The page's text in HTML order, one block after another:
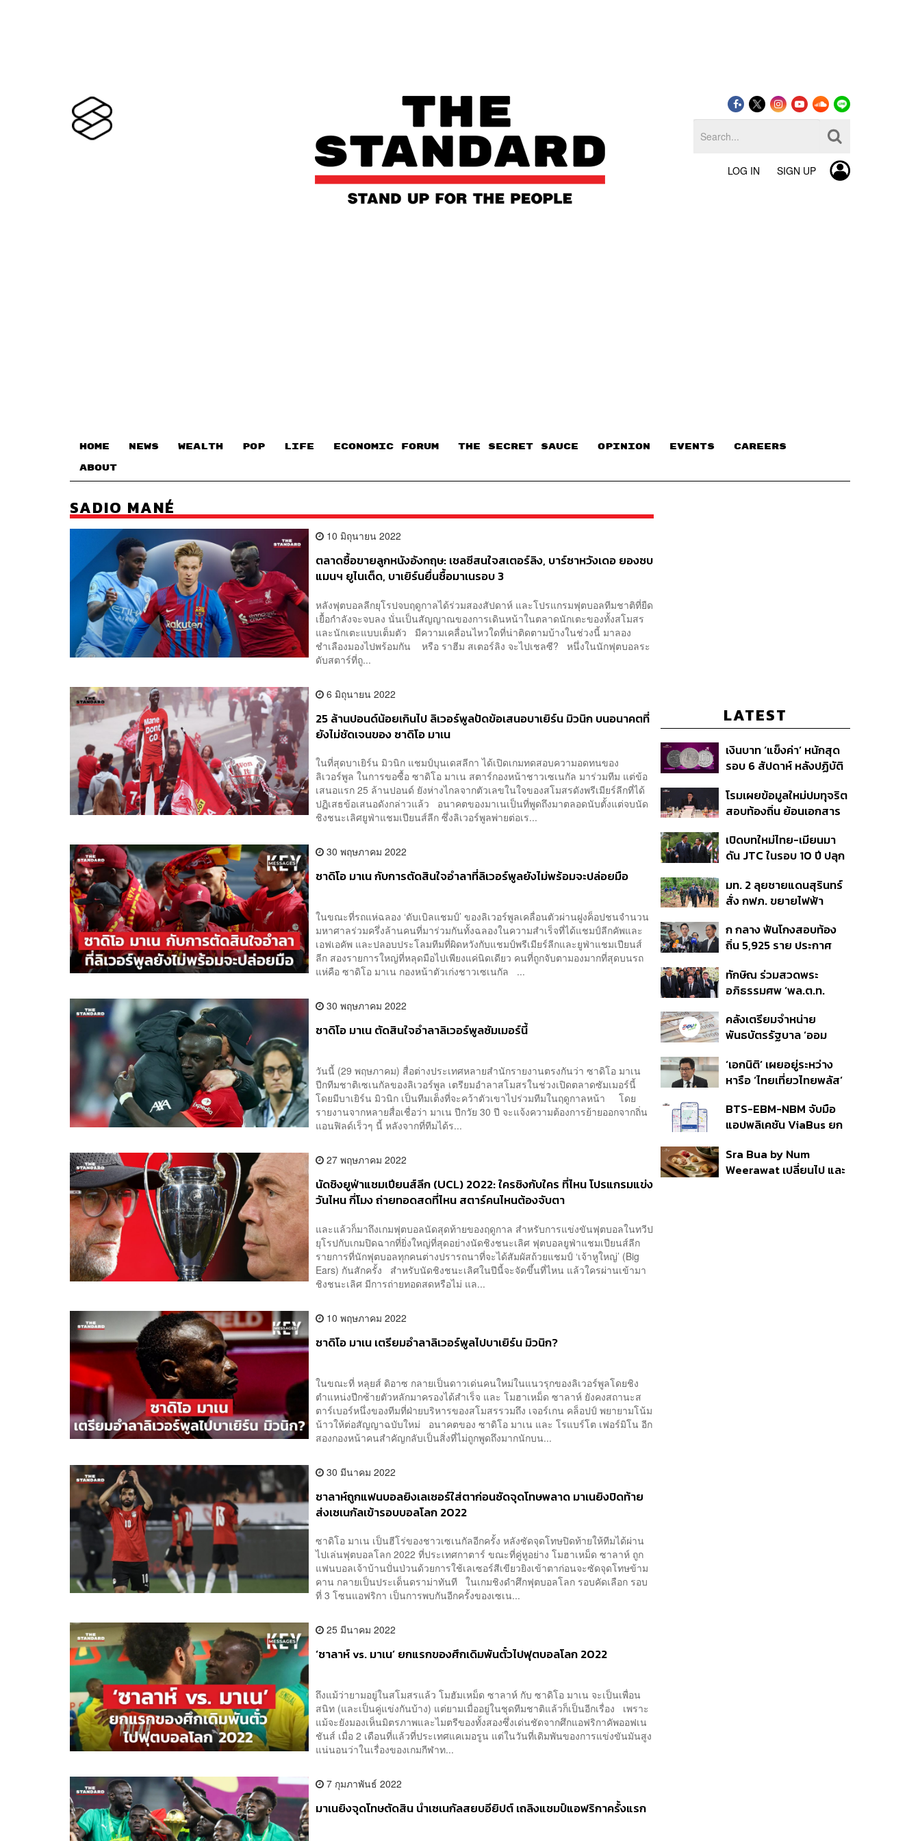
LOG IN SIGN UP
HOME NEWS WEALTH POP LIFE ECONOMIC FORUM THE SECRET SAUCE​ OPINION EVENTS CAREERS
ABOUT
SADIO MANÉ
10 มิถุนายน 2022
ตลาดซื้อขายลูกหนังอังกฤษ: เชลซีสนใจสเตอร์ลิง, บาร์ซาหวังเดอ ยองซบ
แมนฯ ยูไนเต็ด, บาเยิร์นยื่นซื้อมาเนรอบ 3
หลังฟุตบอลลีกยุโรปจบฤดูกาลได้ร่วมสองสัปดาห์ และโปรแกรมฟุตบอลทีมชาติที่ยืด
เยื้อกำลังจะจบลง นั่นเป็นสัญญาณของการเดินหน้าในตลาดนักเตะของทั้งสโมสร
และนักเตะแบบเต็มตัว มีความเคลื่อนไหวใดที่น่าติดตามบ้างในช่วงนี้ มาลอง
ชำเลืองมองไปพร้อมกัน ​​ หรือ ราฮีม สเตอร์ลิง จะไปเชลซี? หนึ่งในนักฟุตบอลระ
ดับสตาร์ที่ถู...
6 มิถุนายน 2022
25 ล้านปอนด์น้อยเกินไป ลิเวอร์พูลปัดข้อเสนอบาเยิร์น มิวนิก บนอนาคตที่
ยังไม่ชัดเจนของ ซาดิโอ มาเน
ในที่สุดบาเยิร์น มิวนิก แชมป์บุนเดสลีกา ได้เปิดเกมทดสอบความอดทนของ
ลิเวอร์พูล ในการขอซื้อ ซาดิโอ มาเน สตาร์กองหน้าชาวเซเนกัล มาร่วมทีม แต่ข้อ
เสนอแรก 25 ล้านปอนด์ ยังห่างไกลจากตัวเลขในใจของสโมสรดังพรีเมียร์ลีกที่ได้
ปฏิเสธข้อเสนอดังกล่าวแล้ว อนาคตของมาเนเป็นที่พูดถึงมาตลอดนับตั้งแต่จบนัด
ชิงชนะเลิศยูฟ่าแชมเปียนส์ลีก ซึ่งลิเวอร์พูลพ่ายต่อเร...
30 พฤษภาคม 2022
ซาดิโอ มาเน กับการตัดสินใจอำลาที่ลิเวอร์พูลยังไม่พร้อมจะปล่อยมือ
ในขณะที่รถแห่ฉลอง ‘ดับเบิลแชมป์’ ของลิเวอร์พูลเคลื่อนตัวผ่านฝูงค็อปชนจำนวน
มหาศาลร่วมครึ่งล้านคนที่มาร่วมกันทั้งฉลองในความสำเร็จที่ได้แชมป์ลีกคัพและ
เอฟเอคัพ และปลอบประโลมทีมที่ผิดหวังกับแชมป์พรีเมียร์ลีกและยูฟ่าแชมเปียนส์
ลีก สองรายการใหญ่ที่หลุดมือไปเพียงแค่นิดเดียว คนที่ถูกจับตามองมากที่สุดบนรถ
แห่คือ ซาดิโอ มาเน กองหน้าตัวเก่งชาวเซเนกัล ...
30 พฤษภาคม 2022
ซาดิโอ มาเน ตัดสินใจอำลาลิเวอร์พูลซัมเมอร์นี้
วันนี้ (29 พฤษภาคม) สื่อต่างประเทศหลายสำนักรายงานตรงกันว่า ซาดิโอ มาเน
ปีกทีมชาติเซเนกัลของลิเวอร์พูล เตรียมอำลาสโมสรในช่วงเปิดตลาดซัมเมอร์นี้
โดยมีบาเยิร์น มิวนิก เป็นทีมเต็งที่จะคว้าตัวเขาไปร่วมทีมในฤดูกาลหน้า โดย
รายงานจากหลายสื่อเชื่อว่า มาเน ปีกวัย 30 ปี จะแจ้งความต้องการย้ายออกจากถิ่น
แอนฟิลด์เร็วๆ นี้ หลังจากที่ทีมได้ร...
27 พฤษภาคม 2022
นัดชิงยูฟ่าแชมเปียนส์ลีก (UCL) 2022: ใครชิงกับใคร ที่ไหน โปรแกรมแข่ง
วันไหน กี่โมง ถ่ายทอดสดที่ไหน สตาร์คนไหนต้องจับตา
และแล้วก็มาถึงเกมฟุตบอลนัดสุดท้ายของฤดูกาล สำหรับการแข่งขันฟุตบอลในทวีป
ยุโรปกับเกมปิดฉากที่ยิ่งใหญ่ที่สุดอย่างนัดชิงชนะเลิศ ฟุตบอลยูฟ่าแชมเปียนส์ลีก
รายการที่นักฟุตบอลทุกคนต่างปรารถนาที่จะได้สัมผัสถ้วยแชมป์ ‘เจ้าหูใหญ่’ (Big
Ears) กันสักครั้ง สำหรับนัดชิงชนะเลิศในปีนี้จะจัดขึ้นที่ไหน แล้วใครผ่านเข้ามา
ชิงชนะเลิศ มีการถ่ายทอดสดหรือไม่ แล...
10 พฤษภาคม 2022
ซาดิโอ มาเน เตรียมอำลาลิเวอร์พูลไปบาเยิร์น มิวนิก?
ในขณะที่ หลุยส์ ดิอาซ กลายเป็นดาวเด่นคนใหม่ในแนวรุกของลิเวอร์พูลโดยชิง
ตำแหน่งปีกซ้ายตัวหลักมาครองได้สำเร็จ และ โมฮาเหม็ด ซาลาห์ ยังคงสถานะส
ตาร์เบอร์หนึ่งของทีมที่ฝ่ายบริหารของสโมสรรวมถึง เจอร์เกน คล็อปป์ พยายามโน้ม
น้าวให้ต่อสัญญาฉบับใหม่ อนาคตของ ซาดิโอ มาเน และ โรแบร์โต เฟอร์มิโน อีก
สองกองหน้าคนสำคัญกลับเป็นสิ่งที่ไม่ถูกพูดถึงมากนักบน...
30 มีนาคม 2022
ซาลาห์ถูกแฟนบอลยิงเลเซอร์ใส่ตาก่อนซัดจุดโทษพลาด มาเนยิงปิดท้าย
ส่งเซเนกัลเข้ารอบบอลโลก 2022
ซาดิโอ มาเน เป็นฮีโร่ของชาวเซเนกัลอีกครั้ง หลังซัดจุดโทษปิดท้ายให้ทีมได้ผ่าน
ไปเล่นฟุตบอลโลก 2022 ที่ประเทศกาตาร์ ขณะที่คู่หูอย่าง โมฮาเหม็ด ซาลาห์ ถูก
แฟนบอลเจ้าบ้านปั่นป่วนด้วยการใช้เลเซอร์สีเขียวยิงเข้าตาก่อนจะซัดจุดโทษข้าม
คาน กลายเป็นประเด็นดราม่าทันที ในเกมชิงดำศึกฟุตบอลโลก รอบคัดเลือก รอบ
ที่ 3 โซนแอฟริกา เป็นการพบกันอีกครั้งของเซเน...
25 มีนาคม 2022
‘ซาลาห์ vs. มาเน’ ยกแรกของศึกเดิมพันตั๋วไปฟุตบอลโลก 2022
ถึงแม้ว่ายามอยู่ในสโมสรแล้ว โมฮัมเหม็ด ซาลาห์ กับ ซาดิโอ มาเน จะเป็นเพื่อน
สนิท (และเป็นคู่แข่งกันบ้าง) แต่ยามเมื่ออยู่ในชุดทีมชาติแล้วก็เป็นอีกเรื่อง เพราะ
แม้จะยังมองเห็นมิตรภาพและไมตรีของทั้งสองซึ่งเด่นชัดจากศึกแอฟริกาคัพออฟเน
ชันส์ เมื่อ 2 เดือนที่แล้วที่ประเทศแคเมอรูน แต่ในวันที่เดิมพันของการแข่งขันมันสูง
แน่นอนว่าในเรื่องของเกมกีฬาท...
7 กุมภาพันธ์ 2022
มาเนยิงจุดโทษตัดสิน นำเซเนกัลสยบอียิปต์ เถลิงแชมป์แอฟริกาครั้งแรก
LATEST
เงินบาท ‘แข็งค่า’ หนักสุด
รอบ 6 สัปดาห์ หลังปฏิบัติ
สหรัฐฯ-ญี่ปุ่น Standard
Chartered เปิดเป้าสิ้นปีนี้
ต่อดอลลาร์
โรมเผยข้อมูลใหม่ปมทุจริต
สอบท้องถิ่น ย้อนเอกสาร
อนุทิน จ่อสอบต่อเอี่ยว
ตัดตอน ม.บูรพา หรือไม่
เปิดบทใหม่ไทย-เมียนมา
ดัน JTC ในรอบ 10 ปี ปลุก
ชายแดน ท่าเรือน้ำลึก
ทวาย
มท. 2 ลุยชายแดนสุรินทร์
สั่ง กฟภ. ขยายไฟฟ้า
350’ เสริมความมั่นคง
ชายแดน
ก กลาง ฟันโกงสอบท้อง
ถิ่น 5,925 ราย ประกาศ
ราย รอ ป.ป.ช. ขีดเส้นแล้ว
เสร็จ 31 ส.ค.
ทักษิณ ร่วมสวดพระ
อภิธรรมศพ ‘พล.ต.ท.
สิน’ สิริอายุ 103 ปี แกนนำ
เพื่อไทย-บุคคลหลาก
คลังเตรียมจำหน่าย
พันธบัตรรัฐบาล ‘ออม
ก.ย.นี้ อาจเพิ่มสัดส่วนการ
ขายแบบ Small Lot First
‘เอกนิติ’ เผยอยู่ระหว่าง
หารือ ‘ไทยเที่ยวไทยพลัส’
แสนล้าน มั่นใจงบต่อ ‘ไทย
ช่วยไทย พลัส’ เฟส 2 มี
BTS-EBM-NBM จับมือ
แอปพลิเคชัน ViaBus ยก
รถไฟฟ้า 3 สายแบบเรียล
ไทม์
Sra Bua by Num
Weerawat เปลี่ยนไป และ